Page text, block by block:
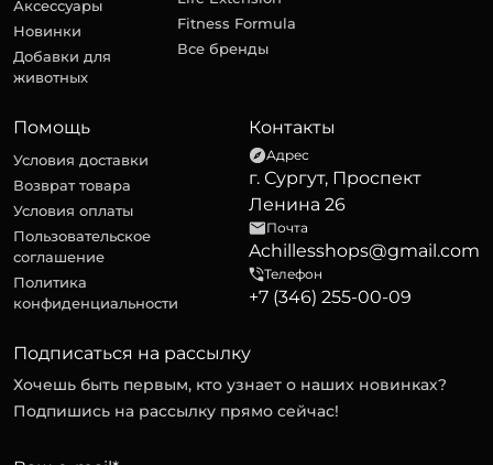
Аксессуары
Новинки
Добавки для
животных
Fitness Formula
Все бренды
Помощь
Условия доставки
Возврат товара
Условия оплаты
Пользовательское
соглашение
Политика
конфиденциальности
Контакты
Адрес
г. Сургут, Проспект
Ленина 26
Почта
Achillesshops@gmail.com
Телефон
+7 (346) 255-00-09
Подписаться на рассылку
Хочешь быть первым, кто узнает о наших новинках?
Подпишись на рассылку прямо сейчас!